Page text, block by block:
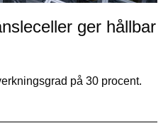
ger hållbar
på 30 procent.